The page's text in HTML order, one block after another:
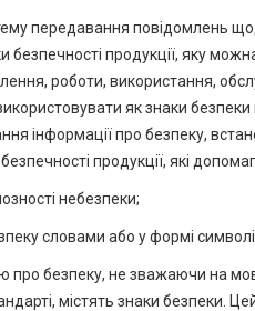
передавання повідомлень
безпечності продукції, яку
роботи, використання,
як знаки
інформації про безпеку,
продукції, які
небезпеки;
словами або у формі
безпеку, не зважаючи на
містять знаки безпеки.